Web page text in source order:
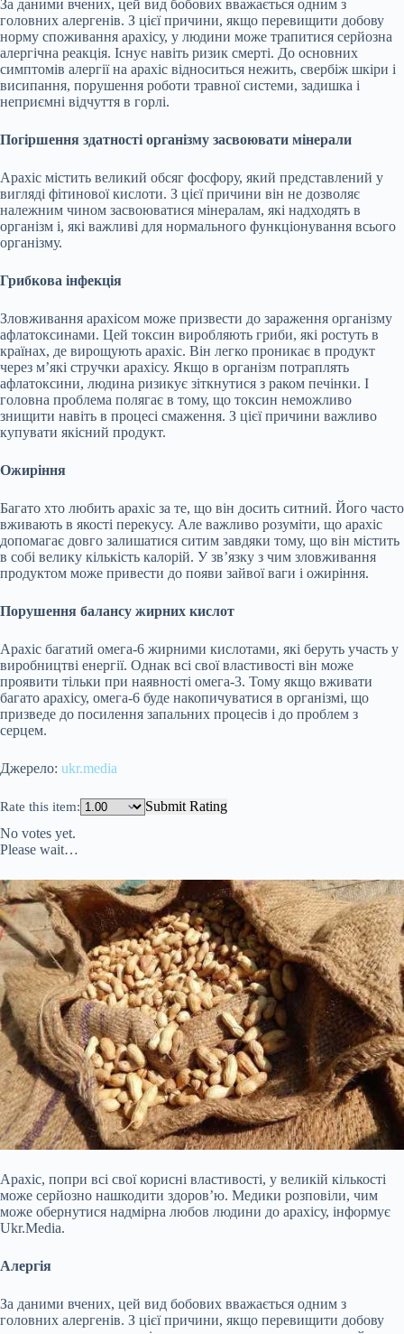
За даними вчених, цей вид бобових вважається одним з
головних алергенів. З цієї причини, якщо перевищити добову
норму споживання арахісу, у людини може трапитися серйозна
алергічна реакція. Існує навіть ризик смерті. До основних
симптомів алергії на арахіс відноситься нежить, свербіж шкіри і
висипання, порушення роботи травної системи, задишка і
неприємні відчуття в горлі.
Погіршення здатності організму засвоювати мінерали
Арахіс містить великий обсяг фосфору, який представлений у
вигляді фітинової кислоти. З цієї причини він не дозволяє
належним чином засвоюватися мінералам, які надходять в
організм і, які важливі для нормального функціонування всього
організму.
Грибкова інфекція
Зловживання арахісом може призвести до зараження організму
афлатоксинами. Цей токсин виробляють гриби, які ростуть в
країнах, де вирощують арахіс. Він легко проникає в продукт
через м’які стручки арахісу. Якщо в організм потраплять
афлатоксини, людина ризикує зіткнутися з раком печінки. І
головна проблема полягає в тому, що токсин неможливо
знищити навіть в процесі смаження. З цієї причини важливо
купувати якісний продукт.
Ожиріння
Багато хто любить арахіс за те, що він досить ситний. Його часто
вживають в якості перекусу. Але важливо розуміти, що арахіс
допомагає довго залишатися ситим завдяки тому, що він містить
в собі велику кількість калорій. У зв’язку з чим зловживання
продуктом може привести до появи зайвої ваги і ожиріння.
Порушення балансу жирних кислот
Арахіс багатий омега-6 жирними кислотами, які беруть участь у
виробництві енергії. Однак всі свої властивості він може
проявити тільки при наявності омега-3. Тому якщо вживати
багато арахісу, омега-6 буде накопичуватися в організмі, що
призведе до посилення запальних процесів і до проблем з
серцем.
Джерело: ukr.media
Rate this item:
Submit Rating
No votes yet.
Please wait…
Арахіс, попри всі свої корисні властивості, у великій кількості
може серйозно нашкодити здоров’ю. Медики розповіли, чим
може обернутися надмірна любов людини до арахісу, інформує
Ukr.Media.
Алергія
За даними вчених, цей вид бобових вважається одним з
головних алергенів. З цієї причини, якщо перевищити добову